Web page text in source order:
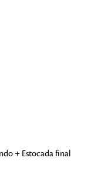
+ Estocada final